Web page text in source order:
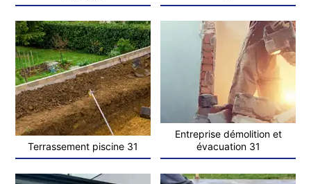
Terrassement piscine 31
Entreprise démolition et
évacuation 31